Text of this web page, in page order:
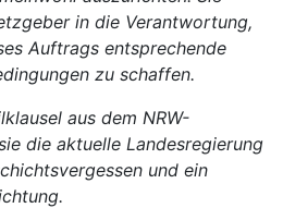
in die Verantwortung,
Auftrags entsprechende
zu schaffen.
aus dem NRW-
die aktuelle Landesregierung
und ein